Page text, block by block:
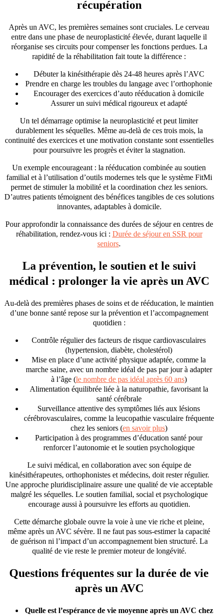
récupération
Après un AVC, les premières semaines sont cruciales. Le cerveau
entre dans une phase de neuroplasticité élevée, durant laquelle il
réorganise ses circuits pour compenser les fonctions perdues. La
rapidité de la réhabilitation fait toute la différence :
Débuter la kinésithérapie dès 24-48 heures après l’AVC
Prendre en charge les troubles du langage avec l’orthophonie
Encourager des exercices d’auto rééducation à domicile
Assurer un suivi médical rigoureux et adapté
Un tel démarrage optimise la neuroplasticité et peut limiter
durablement les séquelles. Même au-delà de ces trois mois, la
continuité des exercices et une motivation constante sont essentielles
pour poursuivre les progrès et éviter la stagnation.
Un exemple encourageant : la rééducation combinée au soutien
familial et à l’utilisation d’outils modernes tels que le système FitMi
permet de stimuler la mobilité et la coordination chez les seniors.
D’autres patients témoignent des bénéfices tangibles de ces solutions
innovantes, adaptables à domicile.
Pour approfondir la connaissance des durées de séjour en centres de
réhabilitation, rendez-vous ici : Durée de séjour en SSR pour
seniors.
La prévention, le soutien et le suivi
médical : prolonger la vie après un AVC
Au-delà des premières phases de soins et de rééducation, le maintien
d’une bonne santé repose sur la prévention et l’accompagnement
quotidien :
Contrôle régulier des facteurs de risque cardiovasculaires
(hypertension, diabète, cholestérol)
Mise en place d’une activité physique adaptée, comme la
marche saine, avec un nombre idéal de pas par jour à adapter
à l’âge (le nombre de pas idéal après 60 ans)
Alimentation équilibrée liée à la naturopathie, favorisant la
santé cérébrale
Surveillance attentive des symptômes liés aux lésions
cérébrovasculaires, comme la leucopathie vasculaire fréquente
chez les seniors (en savoir plus)
Participation à des programmes d’éducation santé pour
renforcer l’autonomie et le soutien psychologique
Le suivi médical, en collaboration avec son équipe de
kinésithérapeutes, orthophonistes et médecins, doit rester régulier.
Une approche pluridisciplinaire assure une qualité de vie acceptable
malgré les séquelles. Le soutien familial, social et psychologique
encourage aussi à poursuivre les efforts au quotidien.
Cette démarche globale ouvre la voie à une vie riche et pleine,
même après un AVC sévère. Il ne faut pas sous-estimer la capacité
de guérison ni l’impact d’un accompagnement bien structuré. La
qualité de vie reste le premier moteur de longévité.
Questions fréquentes sur la durée de vie
après un AVC
Quelle est l’espérance de vie moyenne après un AVC chez